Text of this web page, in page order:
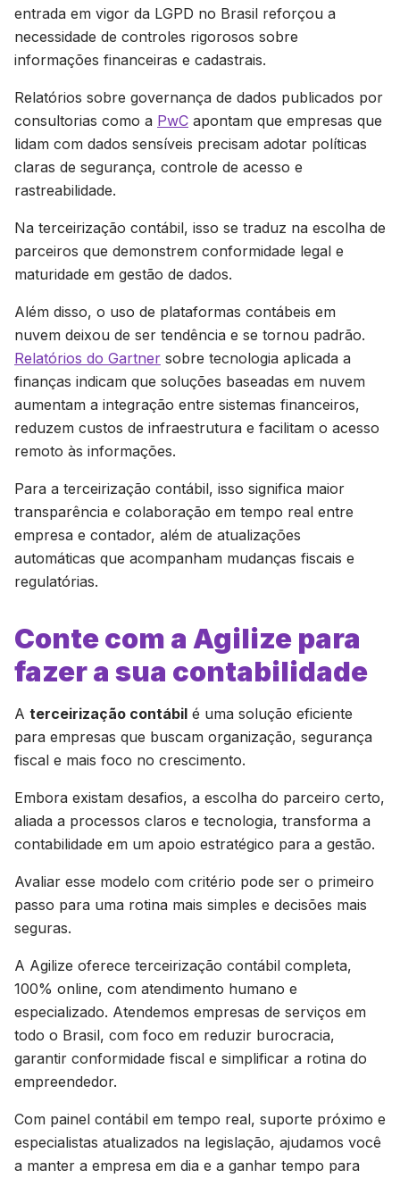
entrada em vigor da LGPD no Brasil reforçou a
necessidade de controles rigorosos sobre
informações financeiras e cadastrais.
Relatórios sobre governança de dados publicados por
consultorias como a PwC apontam que empresas que
lidam com dados sensíveis precisam adotar políticas
claras de segurança, controle de acesso e
rastreabilidade.
Na terceirização contábil, isso se traduz na escolha de
parceiros que demonstrem conformidade legal e
maturidade em gestão de dados.
Além disso, o uso de plataformas contábeis em
nuvem deixou de ser tendência e se tornou padrão.
Relatórios do Gartner sobre tecnologia aplicada a
finanças indicam que soluções baseadas em nuvem
aumentam a integração entre sistemas financeiros,
reduzem custos de infraestrutura e facilitam o acesso
remoto às informações.
Para a terceirização contábil, isso significa maior
transparência e colaboração em tempo real entre
empresa e contador, além de atualizações
automáticas que acompanham mudanças fiscais e
regulatórias.
Conte com a Agilize para
fazer a sua contabilidade
A terceirização contábil é uma solução eficiente
para empresas que buscam organização, segurança
fiscal e mais foco no crescimento.
Embora existam desafios, a escolha do parceiro certo,
aliada a processos claros e tecnologia, transforma a
contabilidade em um apoio estratégico para a gestão.
Avaliar esse modelo com critério pode ser o primeiro
passo para uma rotina mais simples e decisões mais
seguras.
A Agilize oferece terceirização contábil completa,
100% online, com atendimento humano e
especializado. Atendemos empresas de serviços em
todo o Brasil, com foco em reduzir burocracia,
garantir conformidade fiscal e simplificar a rotina do
empreendedor.
Com painel contábil em tempo real, suporte próximo e
especialistas atualizados na legislação, ajudamos você
a manter a empresa em dia e a ganhar tempo para